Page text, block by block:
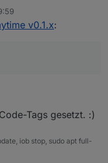
Widget und Blockly
input, output,....beides
v0.1.x:
Tags gesetzt. :)
iob stop, sudo apt full-